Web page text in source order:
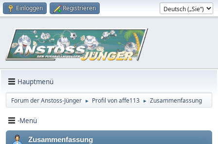
Einloggen Registrieren
Hauptmenü
Forum der Anstoss-Jünger ► Profil von affe113 ► Zusammenfassung
-Menü
Zusammenfassung